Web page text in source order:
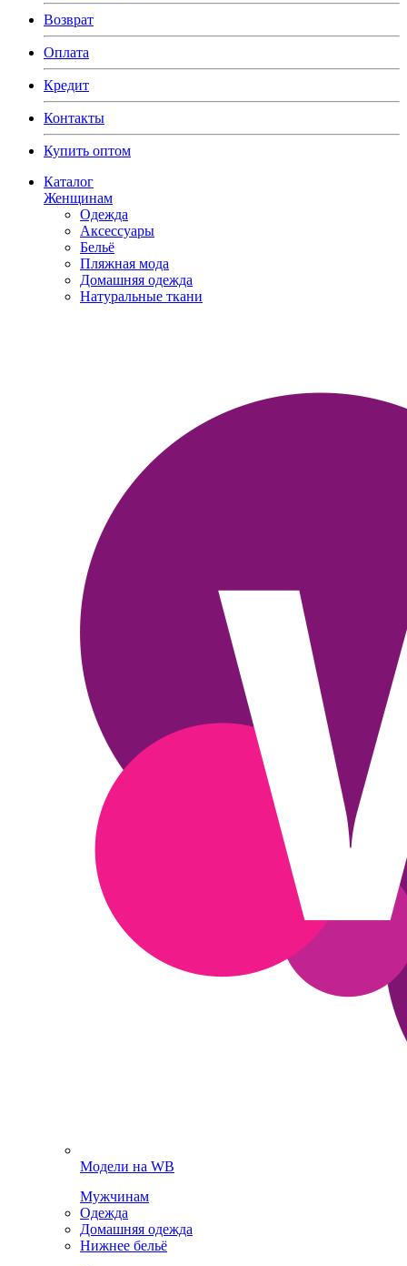
Возврат
Оплата
Кредит
Контакты
Купить оптом
Каталог
Женщинам
Одежда
Аксессуары
Бельё
Пляжная мода
Домашняя одежда
Натуральные ткани
Модели на WB
Мужчинам
Одежда
Домашняя одежда
Нижнее бельё